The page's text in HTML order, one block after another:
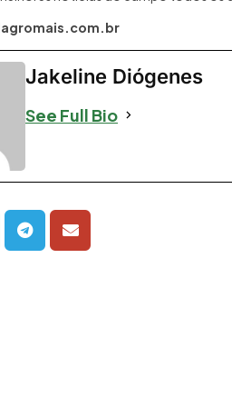
Jakeline Diógenes
See Full Bio